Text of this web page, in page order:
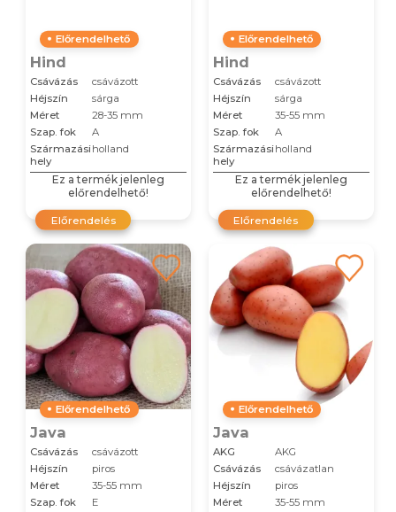
Előrendelhető
Hind
Csávázás
csávázott
Héjszín
sárga
Méret
28-35 mm
Szap. fok
A
Származási
hely
holland
Ez a termék jelenleg
előrendelhető!
Előrendelés
Előrendelhető
Hind
Csávázás
csávázott
Héjszín
sárga
Méret
35-55 mm
Szap. fok
A
Származási
hely
holland
Ez a termék jelenleg
előrendelhető!
Előrendelés
Előrendelhető
Java
Csávázás
csávázott
Héjszín
piros
Méret
35-55 mm
Szap. fok
E
Előrendelhető
Java
AKG
AKG
Csávázás
csávázatlan
Héjszín
piros
Méret
35-55 mm